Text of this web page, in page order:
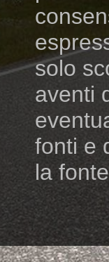
solo
aventi
fonti e
la